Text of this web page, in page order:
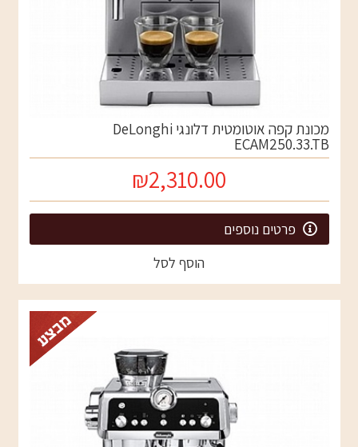
מכונת קפה אוטומטית דלונגי DeLonghi
ECAM250.33.TB
₪2,310.00
פרטים נוספים
הוסף לסל